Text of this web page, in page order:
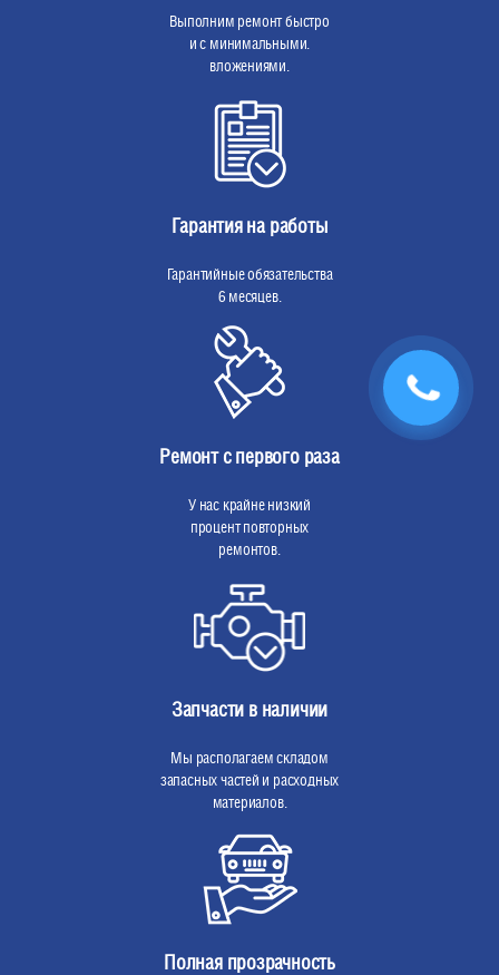
Выполним ремонт быстро
и с минимальными.
вложениями.
Гарантия на работы
Гарантийные обязательства
6 месяцев.
Ремонт с первого раза
У нас крайне низкий
процент повторных
ремонтов.
Запчасти в наличии
Мы располагаем складом
запасных частей и расходных
материалов.
Полная прозрачность